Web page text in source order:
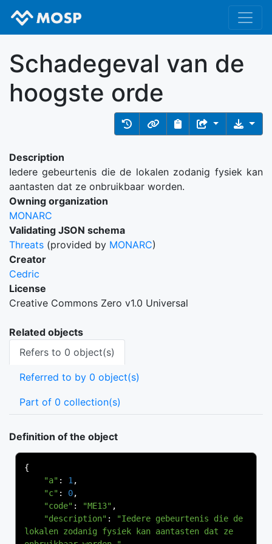
Schadegeval van de
hoogste orde
Description
Iedere gebeurtenis die de lokalen zodanig fysiek kan
aantasten dat ze onbruikbaar worden.
Owning organization
MONARC
Validating JSON schema
Threats (provided by MONARC)
Creator
Cedric
License
Creative Commons Zero v1.0 Universal
Related objects
Refers to 0 object(s)
Referred to by 0 object(s)
Part of 0 collection(s)
Definition of the object
{
"a" : 1,
"c" : 0,
"code" : "ME13" ,
"description" :
"Iedere gebeurtenis die de
lokalen zodanig fysiek kan aantasten dat ze